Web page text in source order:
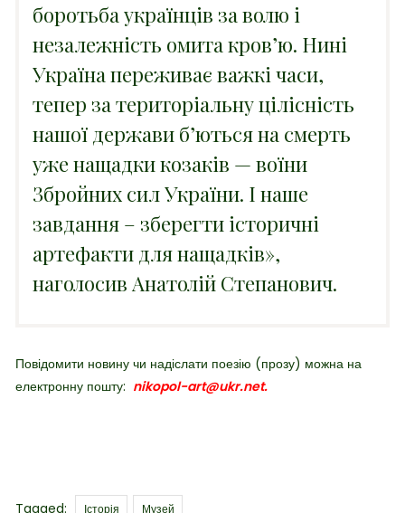
боротьба українців за волю і
незалежність омита кров’ю. Нині
Україна переживає важкі часи,
тепер за територіальну цілісність
нашої держави б’ються на смерть
уже нащадки козаків — воїни
Збройних сил України. І наше
завдання – зберегти історичні
артефакти для нащадків»,
наголосив Анатолій Степанович.
Повідомити новину чи надіслати поезію (прозу) можна на
електронну пошту: nikopol-art@ukr.net.
Tagged: Tags
Історія Музей